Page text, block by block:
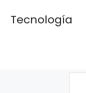
Tecnología